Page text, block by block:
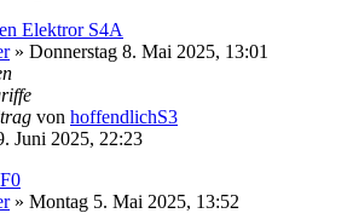
Elektror S4A
» Donnerstag 8. Mai 2025, 13:01
von hoffendlichS3
Juni 2025, 22:23
» Montag 5. Mai 2025, 13:52